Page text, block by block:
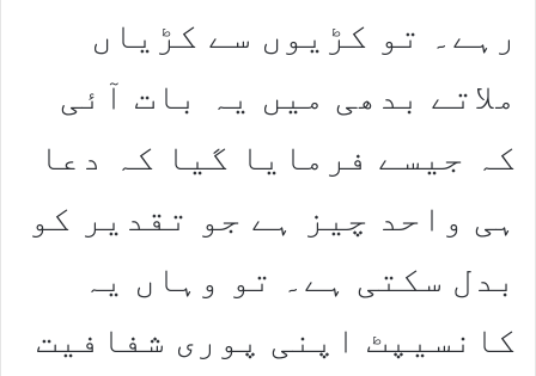
رہے۔ تو کڑیوں سے کڑیاں
ملاتے بدھی میں یہ بات آئی
کہ جیسے فرمایا گیا کہ دعا
ہی واحد چیز ہے جو تقدیر کو
بدل سکتی ہے۔ تو وہاں یہ
کانسیپٹ اپنی پوری شفافیت